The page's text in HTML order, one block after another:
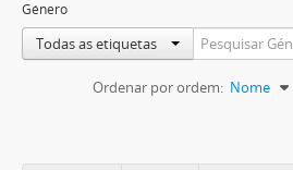
Género
Todas as etiquetas
Ordenar por ordem: Nome